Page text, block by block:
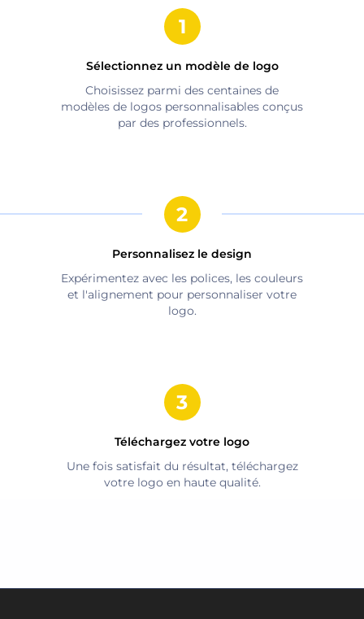
Sélectionnez un modèle de logo
Choisissez parmi des centaines de
modèles de logos personnalisables conçus
par des professionnels.
Personnalisez le design
Expérimentez avec les polices, les couleurs
et l'alignement pour personnaliser votre
logo.
Téléchargez votre logo
Une fois satisfait du résultat, téléchargez
votre logo en haute qualité.